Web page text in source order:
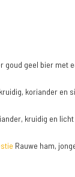
goud geel bier met
koriander en
kruidig en
Rauwe ham,